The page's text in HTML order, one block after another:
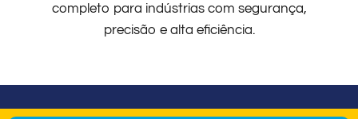
completo para indústrias com segurança,
precisão e alta eficiência.